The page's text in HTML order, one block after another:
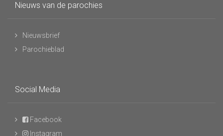
Nieuws van de parochies
Nieuwsbrief
Parochieblad
Social Media
Facebook
Instagram